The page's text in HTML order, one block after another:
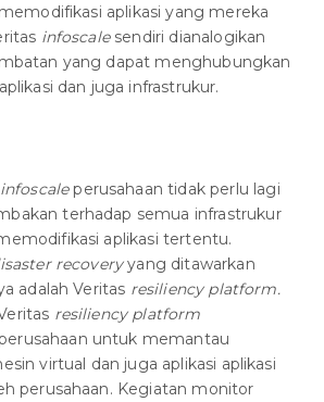
aplikasi yang mereka
infoscalesendiri dianalogikan
yang dapat menghubungkan
dan juga infrastrukur.
infoscaleperusahaan tidak perlu lagi
terhadap semua infrastrukur
aplikasi tertentu.
recoveryyang ditawarkan
adalah Veritas resiliency platform.
resiliency platform
untuk memantau
virtual dan juga aplikasi aplikasi
perusahaan. Kegiatan monitor